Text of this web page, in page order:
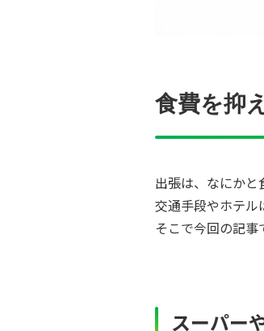
食費を抑
出張は、なにかと
交通手段やホテル
そこで今回の記事
スーパー